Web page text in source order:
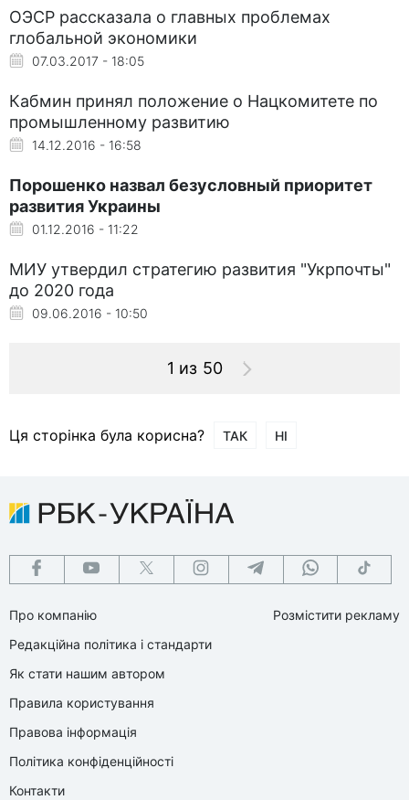
ОЭСР рассказала о главных проблемах
глобальной экономики
07.03.2017 - 18:05
Кабмин принял положение о Нацкомитете по
промышленному развитию
14.12.2016 - 16:58
Порошенко назвал безусловный приоритет
развития Украины
01.12.2016 - 11:22
МИУ утвердил стратегию развития "Укрпочты"
до 2020 года
09.06.2016 - 10:50
1 из 50
Ця сторінка була корисна? ТАК НІ
Про компанію
Редакційна політика і стандарти
Як стати нашим автором
Правила користування
Правова інформація
Політика конфіденційності
Контакти
Розмістити рекламу